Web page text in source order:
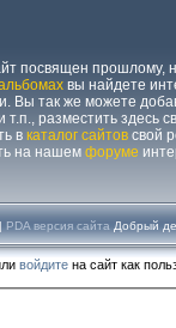
посвящен прошлому,
вы найдете
Вы так же можете
т.п., разместить здесь
в каталог сайтов свой
на нашем форуме
| PDA версия сайта Добрый
войдите на сайт как